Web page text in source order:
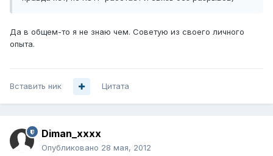
Да в общем-то я не знаю чем. Советую из своего личного
опыта.
Вставить ник Цитата
Diman_xxxx
Опубликовано 28 мая, 2012